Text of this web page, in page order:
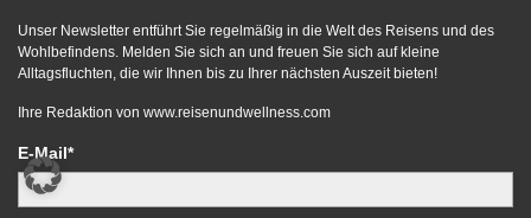
Unser Newsletter entführt Sie regelmäßig in die Welt des Reisens und des
Wohlbefindens. Melden Sie sich an und freuen Sie sich auf kleine
Alltagsfluchten, die wir Ihnen bis zu Ihrer nächsten Auszeit bieten!
Ihre Redaktion von www.reisenundwellness.com
E-Mail*